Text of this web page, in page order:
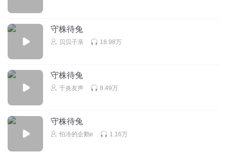
守株待兔
贝贝子亲 18.98万
守株待兔
于炎友声 8.49万
守株待兔
怕冷的企鹅e 1.16万